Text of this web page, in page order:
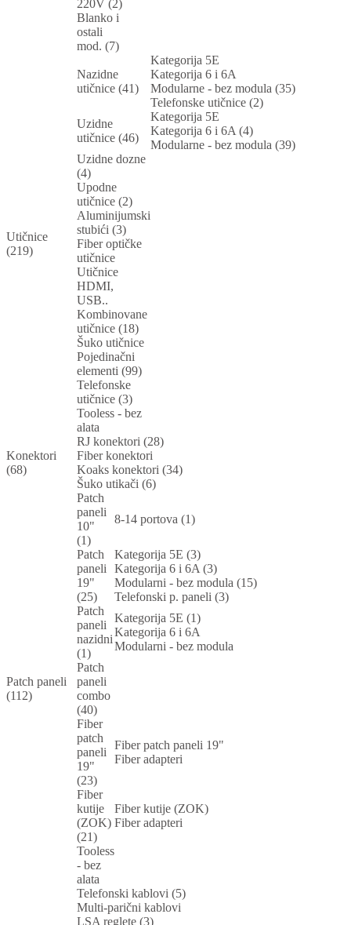
220V (2)
Blanko i
ostali
mod. (7)
Utičnice
(219)
Nazidne
utičnice (41)
Kategorija 5E
Kategorija 6 i 6A
Modularne - bez modula (35)
Telefonske utičnice (2)
Uzidne
utičnice (46)
Kategorija 5E
Kategorija 6 i 6A (4)
Modularne - bez modula (39)
Uzidne dozne
(4)
Upodne
utičnice (2)
Aluminijumski
stubići (3)
Fiber optičke
utičnice
Utičnice
HDMI,
USB..
Kombinovane
utičnice (18)
Šuko utičnice
Pojedinačni
elementi (99)
Telefonske
utičnice (3)
Tooless - bez
alata
Konektori
(68)
RJ konektori (28)
Fiber konektori
Koaks konektori (34)
Šuko utikači (6)
Patch paneli
(112)
Patch
paneli
10"
(1)
8-14 portova (1)
Patch
paneli
19"
(25)
Kategorija 5E (3)
Kategorija 6 i 6A (3)
Modularni - bez modula (15)
Telefonski p. paneli (3)
Patch
paneli
nazidni
(1)
Kategorija 5E (1)
Kategorija 6 i 6A
Modularni - bez modula
Patch
paneli
combo
(40)
Fiber
patch
paneli
19"
(23)
Fiber patch paneli 19"
Fiber adapteri
Fiber
kutije
(ZOK)
(21)
Fiber kutije (ZOK)
Fiber adapteri
Tooless
- bez
alata
Telefonski kablovi (5)
Multi-parični kablovi
LSA reglete (3)